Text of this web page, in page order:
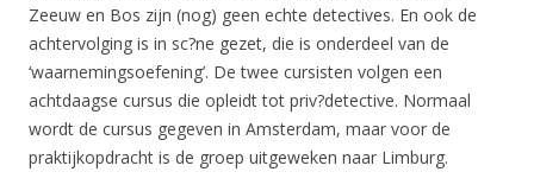
Zeeuw en Bos zijn (nog) geen echte detectives. En ook de
achtervolging is in sc?ne gezet, die is onderdeel van de
‘waarnemingsoefening’. De twee cursisten volgen een
achtdaagse cursus die opleidt tot priv?detective. Normaal
wordt de cursus gegeven in Amsterdam, maar voor de
praktijkopdracht is de groep uitgeweken naar Limburg.